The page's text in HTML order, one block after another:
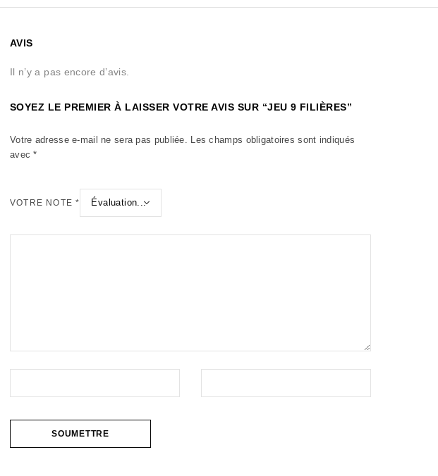
AVIS
Il n’y a pas encore d’avis.
SOYEZ LE PREMIER À LAISSER VOTRE AVIS SUR “JEU 9 FILIÈRES”
Votre adresse e-mail ne sera pas publiée. Les champs obligatoires sont indiqués
avec*
VOTRE NOTE*